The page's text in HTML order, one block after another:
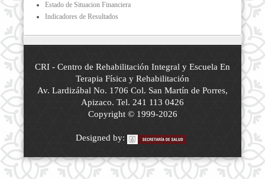
Estado de Situacion Financiera
Indicadores de Resultados
CRI - Centro de Rehabilitación Integral y Escuela En
Terapia Física y Rehabilitación
Av. Lardizábal No. 1706 Col. San Martín de Porres,
Apizaco. Tel. 241 113 0426
Copyright © 1999-2026
Designed by: